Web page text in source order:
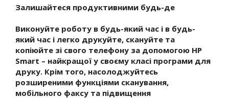
Залишайтеся продуктивними будь-де
Виконуйте роботу в будь-який час і в будь-
який час і легко друкуйте, скануйте та
копіюйте зі свого телефону за допомогою HP
Smart – найкращої у своєму класі програми для
друку. Крім того, насолоджуйтесь
розширеними функціями сканування,
мобільного факсу та підвищення